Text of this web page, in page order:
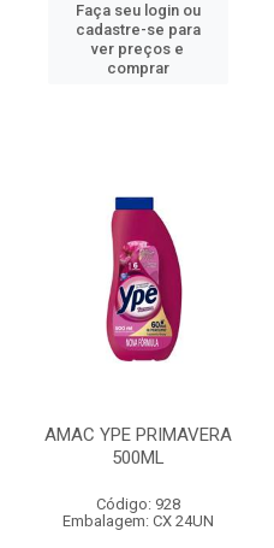
Faça seu login ou
cadastre-se para
ver preços e
comprar
AMAC YPE PRIMAVERA
500ML
Código: 928
Embalagem: CX 24UN